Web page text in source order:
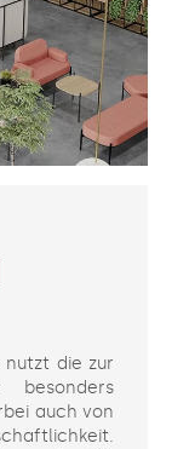
nutzt die zur
besonders
auch von